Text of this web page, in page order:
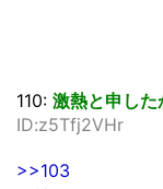
110: 激熱と申した
ID:z5Tfj2VHr
>>103